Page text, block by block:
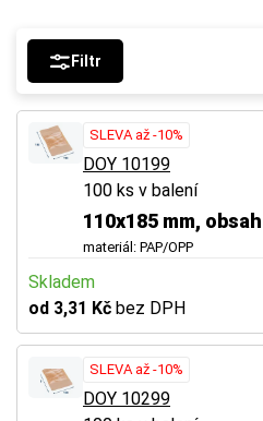
Filtr
SLEVA až -10%
DOY 10199
100 ks v balení
110x185 mm,
materiál: PAP/OPP
Skladem
od 3,31 Kč bez DPH
SLEVA až -10%
DOY 10299